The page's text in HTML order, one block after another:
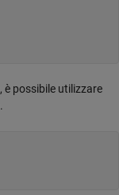
, è possibile utilizzare
.